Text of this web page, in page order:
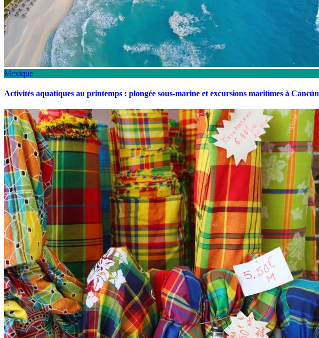
Mexique
Activités aquatiques au printemps : plongée sous-marine et excursions maritimes à Cancún